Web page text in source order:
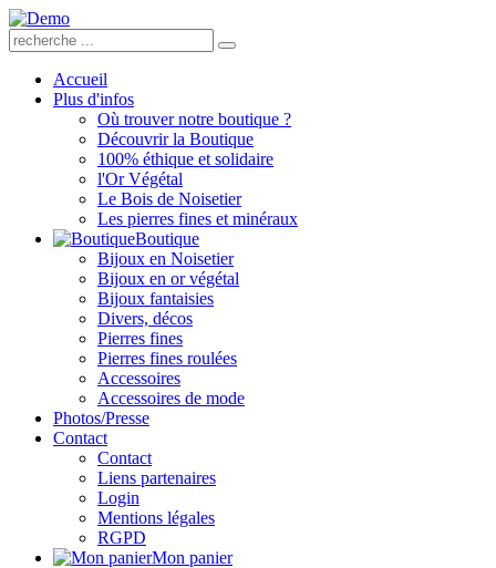
Accueil
Plus d'infos
Où trouver notre boutique ?
Découvrir la Boutique
100% éthique et solidaire
l'Or Végétal
Le Bois de Noisetier
Les pierres fines et minéraux
Boutique
Bijoux en Noisetier
Bijoux en or végétal
Bijoux fantaisies
Divers, décos
Pierres fines
Pierres fines roulées
Accessoires
Accessoires de mode
Photos/Presse
Contact
Contact
Liens partenaires
Login
Mentions légales
RGPD
Mon panier